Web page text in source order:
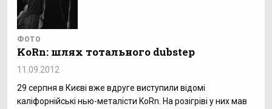
ФОТО
KoRn: шлях тотального dubstep
11.09.2012
29 серпня в Києві вже вдруге виступили відомі
каліфорнійські нью-металісти KoRn. На розігріві у них мав